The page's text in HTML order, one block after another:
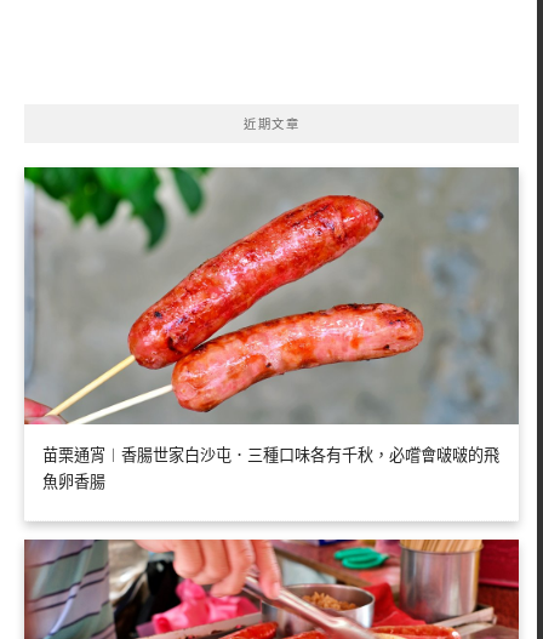
近期文章
苗栗通宵︱香腸世家白沙屯．三種口味各有千秋，必嚐會啵啵的飛
魚卵香腸